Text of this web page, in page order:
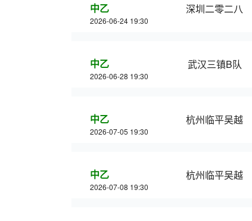
中乙
2026-06-24 19:30
深圳二零二八
中乙
2026-06-28 19:30
武汉三镇B队
中乙
2026-07-05 19:30
杭州临平吴越
中乙
2026-07-08 19:30
杭州临平吴越